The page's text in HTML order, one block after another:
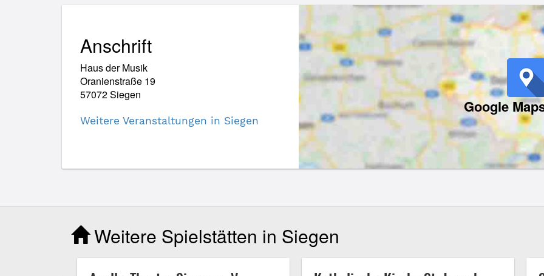
Anschrift
Haus der Musik
Oranienstraße 19
57072 Siegen
Weitere Veranstaltungen in Siegen
Google
Weitere Spielstätten in Siegen